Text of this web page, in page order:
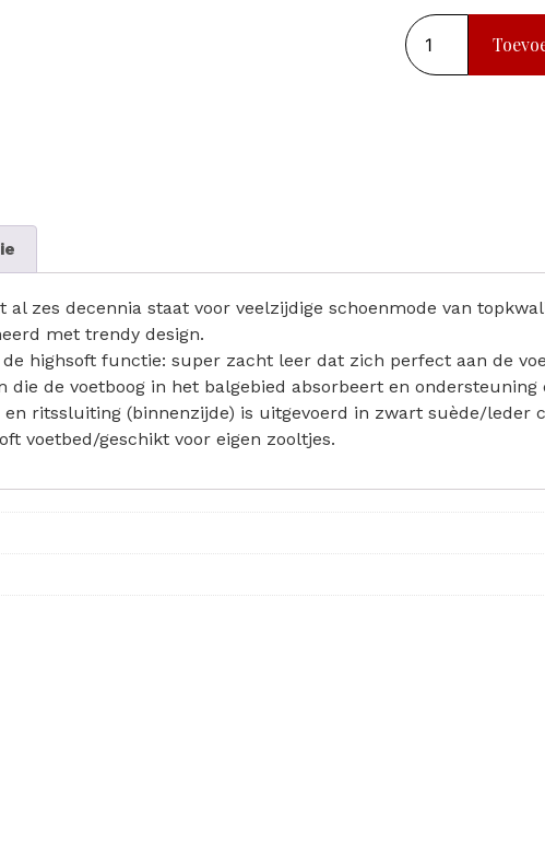
zes decennia staat voor veelzijdige schoenmode van
met trendy design.
highsoft functie: super zacht leer dat zich perfect aan de
die de voetboog in het balgebied absorbeert en
en ritssluiting (binnenzijde) is uitgevoerd in zwart suède/leder
voetbed/geschikt voor eigen zooltjes.